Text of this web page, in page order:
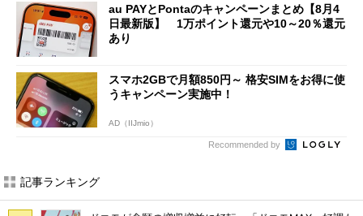
au PAYとPontaのキャンペーンまとめ【8月4
日最新版】 1万ポイント還元や10～20％還元
あり
スマホ2GBで月額850円～ 格安SIMをお得に使
うキャンペーン実施中！
AD（IIJmio）
Recommended by
記事ランキング